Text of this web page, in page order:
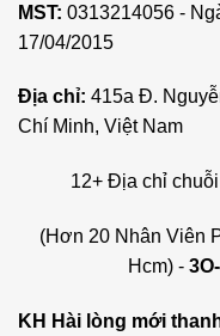
MST: 0313214056 -
17/04/2015
Địa chỉ: 415a Đ.
Chí Minh, Việt Nam
12+ Địa chỉ
(Hơn 20 Nhân Viên
Hcm) -
KH Hài lòng mới